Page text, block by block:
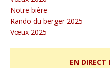
Notre bière
Rando du berger 2025
Vœux 2025
EN DIRECT